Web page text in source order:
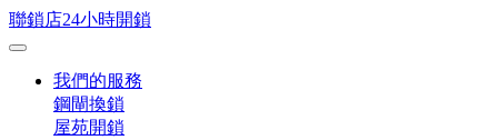
聯鎖店24小時開鎖
我們的服務
鋼閘換鎖
屋苑開鎖